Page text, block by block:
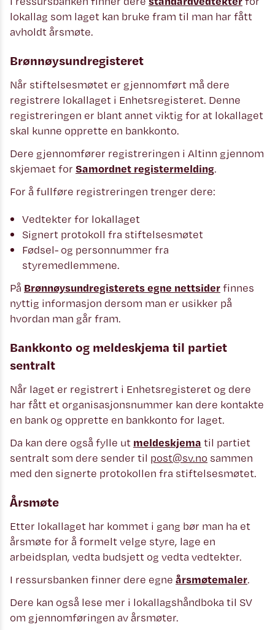
lokallag som laget kan bruke fram til man har fått
avholdt årsmøte.
Brønnøysundregisteret
Når stiftelsesmøtet er gjennomført må dere
registrere lokallaget i Enhetsregisteret. Denne
registreringen er blant annet viktig for at lokallaget
skal kunne opprette en bankkonto.
Dere gjennomfører registreringen i Altinn gjennom
skjemaet for Samordnet registermelding.
For å fullføre registreringen trenger dere:
Vedtekter for lokallaget
Signert protokoll fra stiftelsesmøtet
Fødsel- og personnummer fra
styremedlemmene.
På Brønnøysundregisterets egne nettsiderfinnes
nyttig informasjon dersom man er usikker på
hvordan man går fram.
Bankkonto og meldeskjema til partiet
sentralt
Når laget er registrert i Enhetsregisteret og dere
har fått et organisasjonsnummer kan dere kontakte
en bank og opprette en bankkonto for laget.
Da kan dere også fylle ut meldeskjema til partiet
sentralt som dere sender til post@sv.no sammen
med den signerte protokollen fra stiftelsesmøtet.
Årsmøte
Etter lokallaget har kommet i gang bør man ha et
årsmøte for å formelt velge styre, lage en
arbeidsplan, vedta budsjett og vedta vedtekter.
I ressursbanken finner dere egne årsmøtemaler.
Dere kan også lese mer i lokallagshåndboka til SV
om gjennomføringen av årsmøter.